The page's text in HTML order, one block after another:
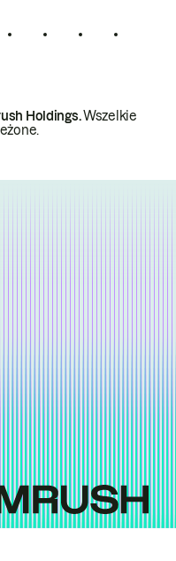
Holdings.Wszelkie